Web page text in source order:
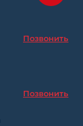
Позвонить
Позвонить